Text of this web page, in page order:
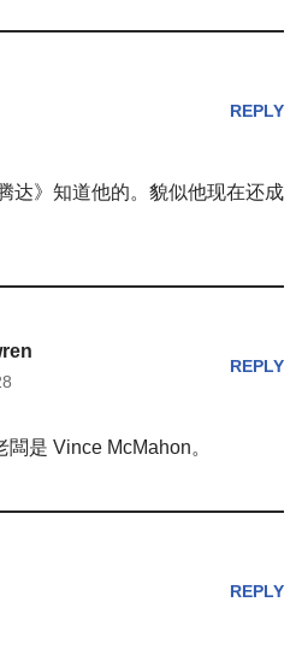
REPLY
达》知道他的。貌似他现在还成
REPLY
是 Vince McMahon。
REPLY